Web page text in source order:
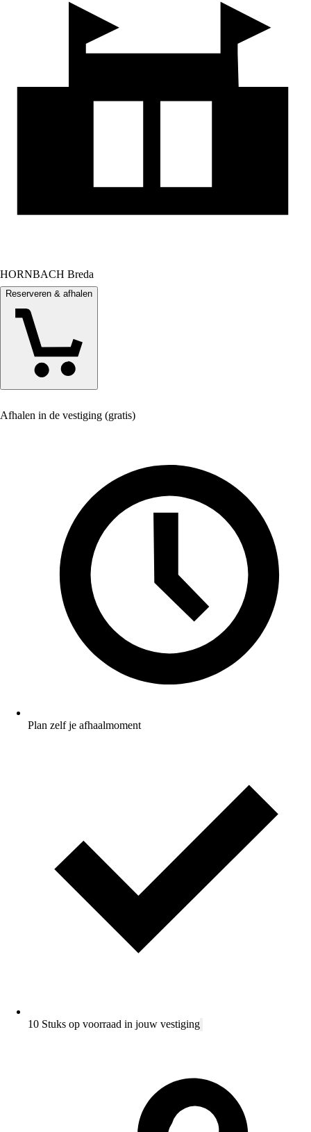
HORNBACH Breda
Reserveren & afhalen
Afhalen in de vestiging (gratis)
Plan zelf je afhaalmoment
10 Stuks op voorraad in jouw vestiging